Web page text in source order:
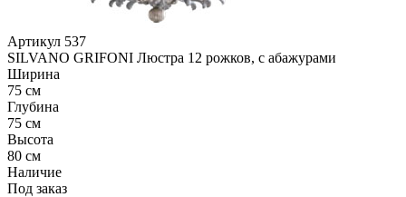
Артикул 537
SILVANO GRIFONI Люстра 12 рожков, с абажурами
Ширина
75 см
Глубина
75 см
Высота
80 см
Наличие
Под заказ